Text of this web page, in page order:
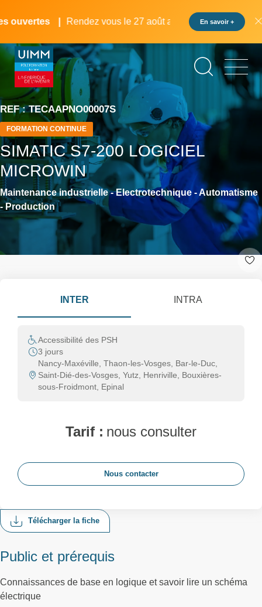
au
principal
Rendez vous le 27 août au pôle formation UIMM
En savoir +
REF : TECAAPNO00007S
FORMATION CONTINUE
SIMATIC S7-200 LOGICIEL
MICROWIN
Maintenance industrielle - Electrotechnique - Automatisme
- Production
Télécharger la fiche
Public et prérequis
Connaissances de base en logique et savoir lire un schéma
électrique
INTER INTRA
Accessibilité des PSH
3 jours
Nancy-Maxéville, Thaon-les-Vosges, Bar-le-Duc,
Saint-Dié-des-Vosges, Yutz, Henriville, Bouxières-
sous-Froidmont, Epinal
Tarif : nous consulter
Nous contacter